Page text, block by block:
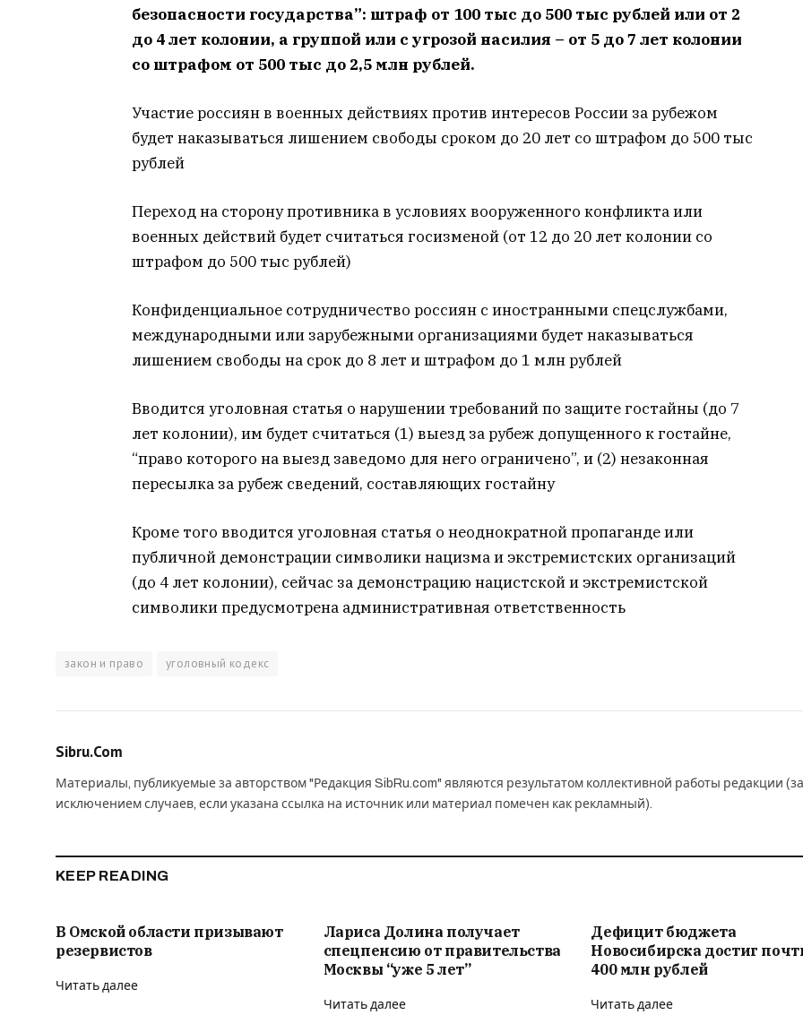
безопасности государства”: штраф от 100 тыс до 500 тыс рублей или от 2
до 4 лет колонии, а группой или с угрозой насилия – от 5 до 7 лет колонии
со штрафом от 500 тыс до 2,5 млн рублей.
Участие россиян в военных действиях против интересов России за рубежом
будет наказываться лишением свободы сроком до 20 лет со штрафом до 500 тыс
рублей
Переход на сторону противника в условиях вооруженного конфликта или
военных действий будет считаться госизменой (от 12 до 20 лет колонии со
штрафом до 500 тыс рублей)
Конфиденциальное сотрудничество россиян с иностранными спецслужбами,
международными или зарубежными организациями будет наказываться
лишением свободы на срок до 8 лет и штрафом до 1 млн рублей
Вводится уголовная статья о нарушении требований по защите гостайны (до 7
лет колонии), им будет считаться (1) выезд за рубеж допущенного к гостайне,
“право которого на выезд заведомо для него ограничено”, и (2) незаконная
пересылка за рубеж сведений, составляющих гостайну
Кроме того вводится уголовная статья о неоднократной пропаганде или
публичной демонстрации символики нацизма и экстремистских организаций
(до 4 лет колонии), сейчас за демонстрацию нацистской и экстремистской
символики предусмотрена административная ответственность
закон и право уголовный кодекс
Sibru.Com
Материалы, публикуемые за авторством "Редакция SibRu.com" являются результатом коллективной работы редакции (за
исключением случаев, если указана ссылка на источник или материал помечен как рекламный).
KEEP READING
В Омской области призывают
резервистов
Читать далее
Лариса Долина получает
спецпенсию от правительства
Москвы “уже 5 лет”
Читать далее
Дефицит бюджета
Новосибирска достиг
400 млн рублей
Читать далее